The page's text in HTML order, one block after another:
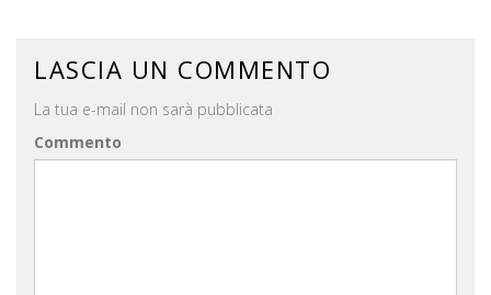
LASCIA UN COMMENTO
La tua e-mail non sarà pubblicata
Commento